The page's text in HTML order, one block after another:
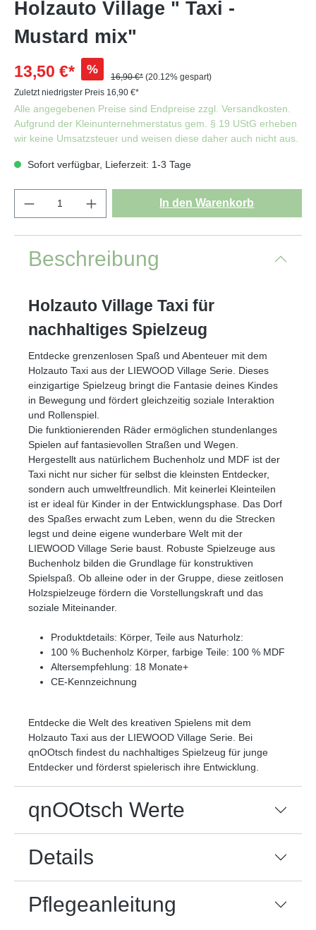
Holzauto Village " Taxi -
Mustard mix"
13,50 €* %
16,90 €* (20.12% gespart)
Zuletzt niedrigster Preis 16,90 €*
Alle angegebenen Preise sind Endpreise zzgl. Versandkosten.
Aufgrund der Kleinunternehmerstatus gem. § 19 UStG erheben
wir keine Umsatzsteuer und weisen diese daher auch nicht aus.
Sofort verfügbar, Lieferzeit: 1-3 Tage
In den Warenkorb
Beschreibung
Holzauto Village Taxi für
nachhaltiges Spielzeug
Entdecke grenzenlosen Spaß und Abenteuer mit dem
Holzauto Taxi aus der LIEWOOD Village Serie. Dieses
einzigartige Spielzeug bringt die Fantasie deines Kindes
in Bewegung und fördert gleichzeitig soziale Interaktion
und Rollenspiel.
Die funktionierenden Räder ermöglichen stundenlanges
Spielen auf fantasievollen Straßen und Wegen.
Hergestellt aus natürlichem Buchenholz und MDF ist der
Taxi nicht nur sicher für selbst die kleinsten Entdecker,
sondern auch umweltfreundlich. Mit keinerlei Kleinteilen
ist er ideal für Kinder in der Entwicklungsphase. Das Dorf
des Spaßes erwacht zum Leben, wenn du die Strecken
legst und deine eigene wunderbare Welt mit der
LIEWOOD Village Serie baust. Robuste Spielzeuge aus
Buchenholz bilden die Grundlage für konstruktiven
Spielspaß. Ob alleine oder in der Gruppe, diese zeitlosen
Holzspielzeuge fördern die Vorstellungskraft und das
soziale Miteinander.
Produktdetails: Körper, Teile aus Naturholz:
100 % Buchenholz Körper, farbige Teile: 100 % MDF
Altersempfehlung: 18 Monate+
CE-Kennzeichnung
Entdecke die Welt des kreativen Spielens mit dem
Holzauto Taxi aus der LIEWOOD Village Serie. Bei
qnOOtsch findest du nachhaltiges Spielzeug für junge
Entdecker und förderst spielerisch ihre Entwicklung.
qnOOtsch Werte
Details
Pflegeanleitung